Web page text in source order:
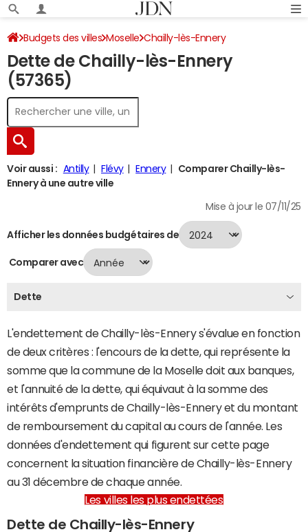
Budgets des villes Moselle Chailly-lès-Ennery
Dette au 31/12/2024
Dette de Chailly-lès-Ennery
(57365)
Voir aussi : Antilly Flévy Ennery
Comparer Chailly-lès-
Ennery à une autre ville
Mise à jour le 07/11/25
Afficher les données budgétaires de
Comparer avec
Dette
L'endettement de Chailly-lès-Ennery s'évalue en fonction
de deux critères : l'encours de la dette, qui représente la
somme que la commune de la Moselle doit aux banques,
et l'annuité de la dette, qui équivaut à la somme des
intérêts d'emprunts de Chailly-lès-Ennery et du montant
de remboursement du capital au cours de l'année. Les
données d'endettement qui figurent sur cette page
concernent la situation financière de Chailly-lès-Ennery
au 31 décembre de chaque année.
Les villes les plus endettées
Dette de Chailly-lès-Ennery